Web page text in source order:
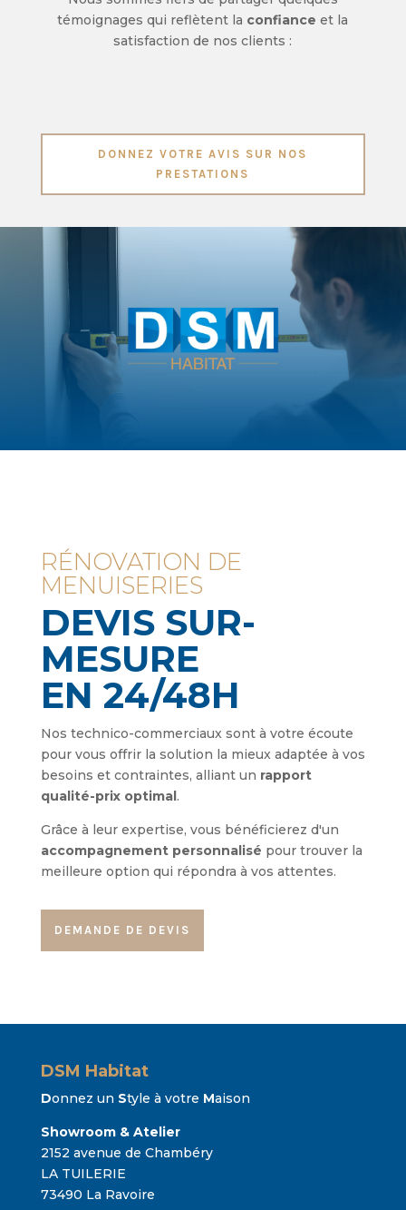
témoignages qui reflètent la confiance et la
satisfaction de nos clients :
DONNEZ VOTRE AVIS SUR NOS
PRESTATIONS
RÉNOVATION DE
MENUISERIES
DEVIS SUR-
MESURE
EN 24/48H
Nos technico-commerciaux sont à votre écoute
pour vous offrir la solution la mieux adaptée à vos
besoins et contraintes, alliant un rapport
qualité-prix optimal.
Grâce à leur expertise, vous bénéficierez d'un
accompagnement personnalisé pour trouver la
meilleure option qui répondra à vos attentes.
DEMANDE DE DEVIS
DSM Habitat
Donnez un Style à votre Maison
Showroom & Atelier
2152 avenue de Chambéry
LA TUILERIE
73490 La Ravoire